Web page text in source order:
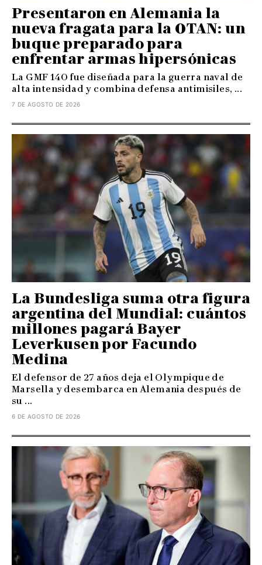
Presentaron en Alemania la
nueva fragata para la OTAN: un
buque preparado para
enfrentar armas hipersónicas
La GMF 140 fue diseñada para la guerra naval de
alta intensidad y combina defensa antimisiles, ...
7 DE AGOSTO DE 2026
La Bundesliga suma otra figura
argentina del Mundial: cuántos
millones pagará Bayer
Leverkusen por Facundo
Medina
El defensor de 27 años deja el Olympique de
Marsella y desembarca en Alemania después de
su ...
6 DE AGOSTO DE 2026